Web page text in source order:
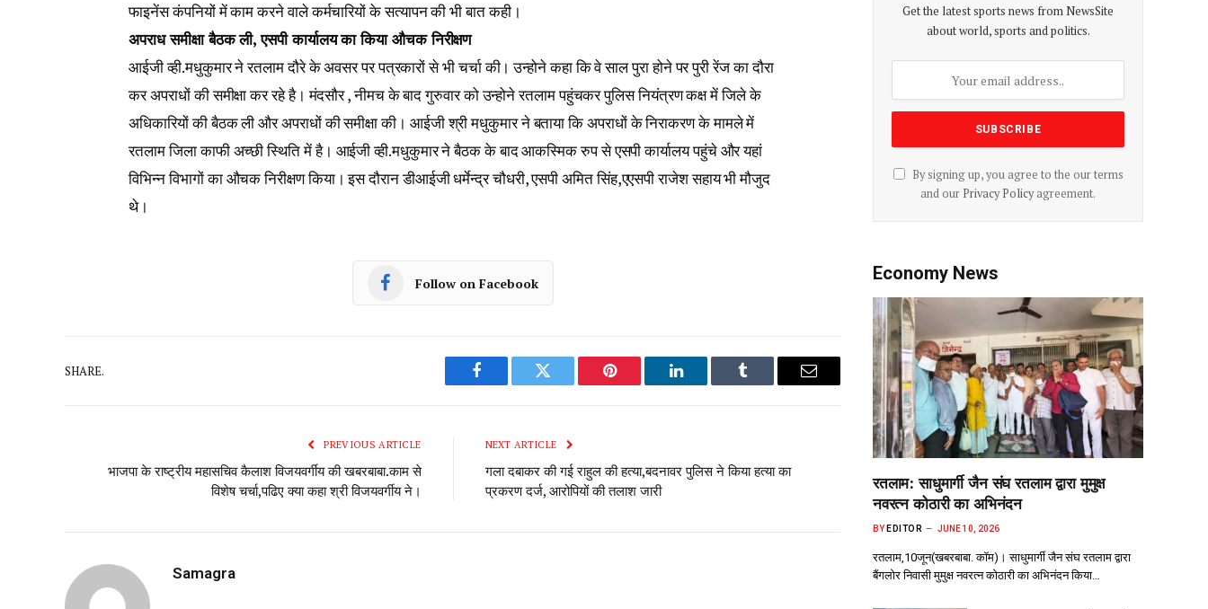
फाइनेंस कंपनियों में काम करने वाले कर्मचारियों के सत्यापन की भी बात कही।
अपराध समीक्षा बैठक ली, एसपी कार्यालय का किया औचक निरीक्षण
आईजी व्ही.मधुकुमार ने रतलाम दौरे के अवसर पर पत्रकारों से भी चर्चा की। उन्होने कहा कि वे साल पुरा होने पर पुरी रेंज का दौरा
कर अपराधों की समीक्षा कर रहे है। मंदसौर , नीमच के बाद गुरुवार को उन्होने रतलाम पहुंचकर पुलिस नियंत्रण कक्ष में जिले के
अधिकारियों की बैठक ली और अपराधों की समीक्षा की। आईजी श्री मधुकुमार ने बताया कि अपराधों के निराकरण के मामले में
रतलाम जिला काफी अच्छी स्थिति में है। आईजी व्ही.मधुकुमार ने बैठक के बाद आकस्मिक रुप से एसपी कार्यालय पहुंचे और यहां
विभिन्न विभागों का औचक निरीक्षण किया। इस दौरान डीआईजी धर्मेन्द्र चौधरी, एसपी अमित सिंह,एएसपी राजेश सहाय भी मौजुद
थे।
Follow on Facebook
SHARE.
Facebook Twitter Pinterest LinkedIn Tumblr Email
PREVIOUS ARTICLE
भाजपा के राष्ट्रीय महासचिव कैलाश विजयवर्गीय की खबरबाबा.काम से
विशेष चर्चा,पढिए क्या कहा श्री विजयवर्गीय ने।
NEXT ARTICLE
गला दबाकर की गई राहुल की हत्या,बदनावर पुलिस ने किया हत्या का
प्रकरण दर्ज, आरोपियों की तलाश जारी
Samagra
Get the latest sports news from NewsSite
about world, sports and politics.
By signing up, you agree to the our terms
and our Privacy Policyagreement.
Economy News
रतलाम: साधुमार्गी जैन संघ रतलाम द्वारा मुमुक्ष
नवरत्न कोठारी का अभिनंदन
BY EDITOR JUNE 10, 2026
रतलाम,10जून(खबरबाबा. कॉम)। साधुमार्गी जैन संघ रतलाम द्वारा
बैंगलोर निवासी मुमुक्ष नवरत्न कोठारी का अभिनंदन किया…